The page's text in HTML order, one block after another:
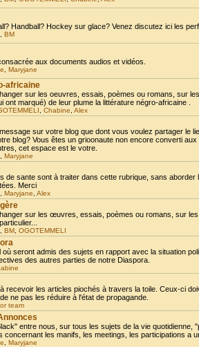
Handball? Hockey sur glace? Venez discutez ici les
BM
aux documents audios et vidéos.
Maryjane
africaine
sur les oeuvres, essais, poèmes ou romans, sur
ont marqué) de leur plume la littérature négro-africaine .
Chabine Alex
sur votre blog que dont vous voulez partager le
blog? Vous êtes un grioonaute non encore converti
cet espace est le votre.
Maryjane
de sante sont à traiter dans cette rubrique, sans
Merci
Maryjane Alex
sur les œuvres, essais, poèmes ou romans, sur
BM OGOTEMMELI
seront admis des sujets en rapport avec la situation
des autres parties de notre Diaspora.
recevoir les articles piochés à travers la toile. Ceux-ci
ne pas les réduire à l'état de propagande.
team
entre nous, sur tous les sujets de la vie
concernant les manifs, les meetings, les participations a
Maryjane